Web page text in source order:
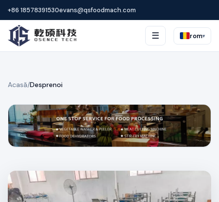
+86 18578391530evans@qsfoodmach.com
☰ rom▾
Acasă/Desprenoi